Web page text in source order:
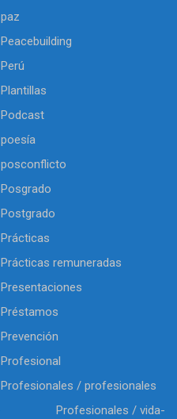
paz
Peacebuilding
Perú
Plantillas
Podcast
poesía
posconflicto
Posgrado
Postgrado
Prácticas
Prácticas remuneradas
Presentaciones
Préstamos
Prevención
Profesional
Profesionales / profesionales
Profesionales / vida-